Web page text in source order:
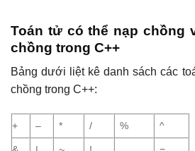
Toán tử có thể nạp chồng
chồng trong C++
Bảng dưới liệt kê danh sách các
chồng trong C++:
+ – * / % ^